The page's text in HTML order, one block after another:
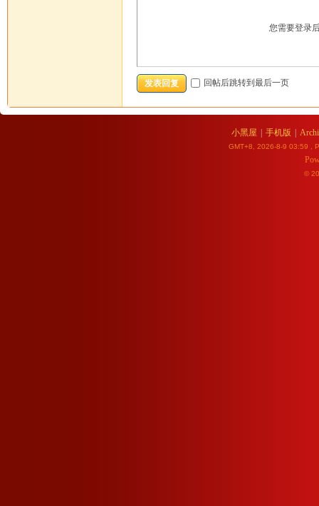
您需要登录
发表回复 回帖后跳转到最后一页
小黑屋 手机版
GMT+8, 2026-8-9 03:59 ,
©